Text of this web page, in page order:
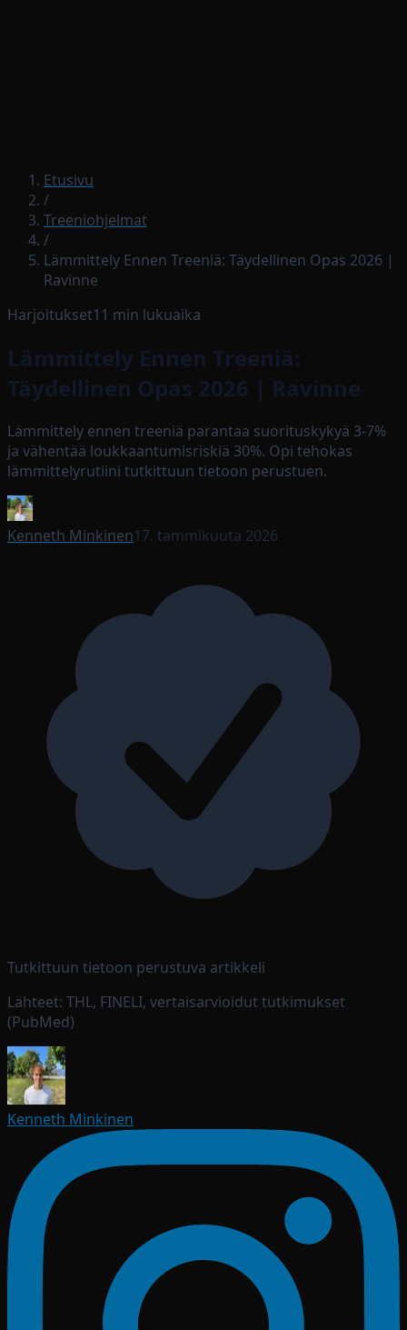
Etusivu
/
Treeniohjelmat
/
Lämmittely Ennen Treeniä: Täydellinen Opas 2026 |
Ravinne
Harjoitukset11 min lukuaika
Lämmittely Ennen Treeniä:
Täydellinen Opas 2026 | Ravinne
Lämmittely ennen treeniä parantaa suorituskykyä 3-7%
ja vähentää loukkaantumisriskiä 30%. Opi tehokas
lämmittelyrutiini tutkittuun tietoon perustuen.
Kenneth Minkinen17. tammikuuta 2026
Tutkittuun tietoon perustuva artikkeli
Lähteet: THL, FINELI, vertaisarvioidut tutkimukset
(PubMed)
Kenneth Minkinen